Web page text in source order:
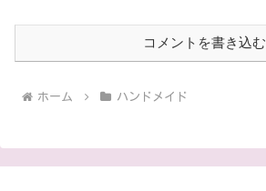
コメントを書き込む
ホーム ハンドメイド